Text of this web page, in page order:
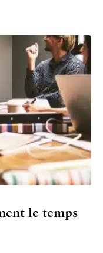
le temps